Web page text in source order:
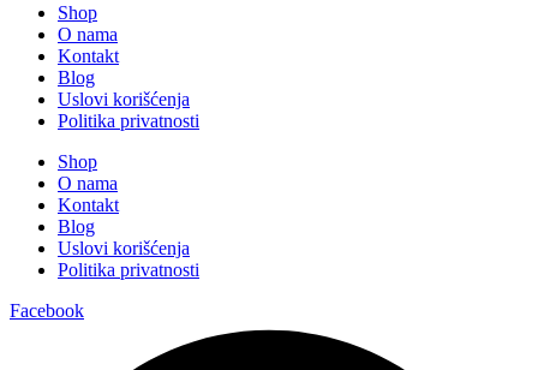
Shop
O nama
Kontakt
Blog
Uslovi korišćenja
Politika privatnosti
Shop
O nama
Kontakt
Blog
Uslovi korišćenja
Politika privatnosti
Facebook